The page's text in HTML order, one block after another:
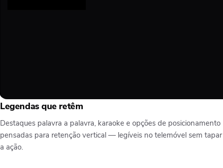
Legendas que retêm
Destaques palavra a palavra, karaoke e opções de posicionamento
pensadas para retenção vertical — legíveis no telemóvel sem tapar
a ação.